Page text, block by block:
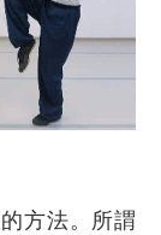
方法。所謂